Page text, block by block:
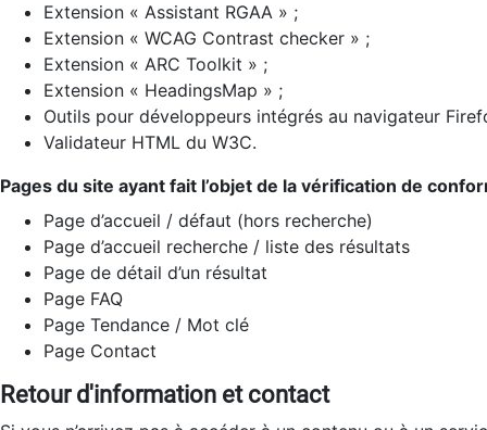
Extension « Assistant RGAA » ;
Extension « WCAG Contrast checker » ;
Extension « ARC Toolkit » ;
Extension « HeadingsMap » ;
Outils pour développeurs intégrés au navigateur
Validateur HTML du W3C.
Pages du site ayant fait l’objet de la vérification de
Page d’accueil / défaut (hors recherche)
Page d’accueil recherche / liste des résultats
Page de détail d’un résultat
Page FAQ
Page Tendance / Mot clé
Page Contact
Retour d'information et contact